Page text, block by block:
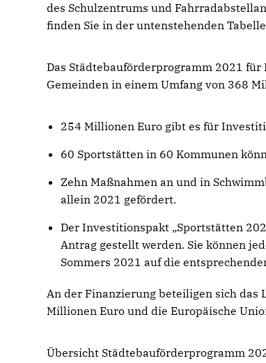
des Schulzentrums und
finden Sie in der untenstehenden
Das Städtebauförderprogramm 2021
Gemeinden in einem Umfang von 368
254 Millionen Euro gibt es für
60 Sportstätten in 60 Kommunen
Zehn Maßnahmen an und in
allein 2021 gefördert.
Der Investitionspakt „Sportstätten
Antrag gestellt werden. Sie können
Sommers 2021 auf die
An der Finanzierung beteiligen sich
Millionen Euro und die Europäische
Übersicht Städtebauförderprogramm